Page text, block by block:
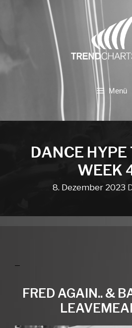
Menü
DANCE
WEEK
8. Dezember 2023
FRED AGAIN.. &